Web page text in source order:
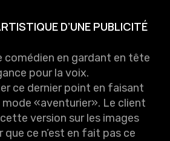
D’UNE PUBLICITÉ
comédien en gardant en tête
pour la voix.
ce dernier point en faisant
«aventurier». Le client
version sur les images
ce n’est en fait pas ce